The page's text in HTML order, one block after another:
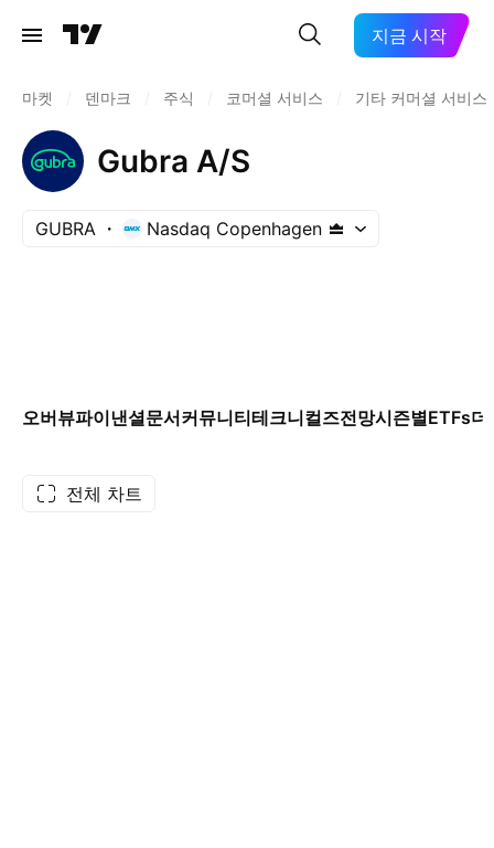
지금 시작
마켓 덴마크 주식 코머셜 서비스 기타 커머셜 서비스
Gubra A/S
GUBRA Nasdaq Copenhagen
오버뷰파이낸셜문서커뮤니티테크니컬즈전망시즌별ETFs더
전체 차트